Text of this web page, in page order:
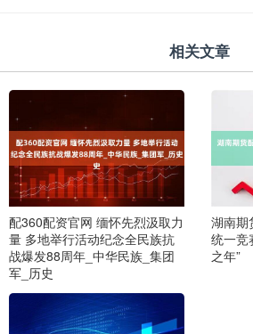
相关文章
配360配资官网 缅怀先烈汲取力
量 多地举行活动纪念全民族抗
战爆发88周年_中华民族_集团
军_历史
湖南期
统一竞
之年”